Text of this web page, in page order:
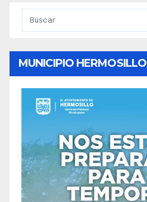
MUNICIPIO HERMOSILLO